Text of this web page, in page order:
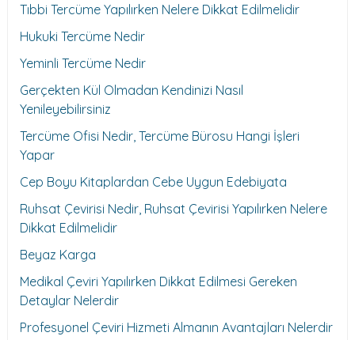
Tıbbi Tercüme Yapılırken Nelere Dikkat Edilmelidir
Hukuki Tercüme Nedir
Yeminli Tercüme Nedir
Gerçekten Kül Olmadan Kendinizi Nasıl
Yenileyebilirsiniz
Tercüme Ofisi Nedir, Tercüme Bürosu Hangi İşleri
Yapar
Cep Boyu Kitaplardan Cebe Uygun Edebiyata
Ruhsat Çevirisi Nedir, Ruhsat Çevirisi Yapılırken Nelere
Dikkat Edilmelidir
Beyaz Karga
Medikal Çeviri Yapılırken Dikkat Edilmesi Gereken
Detaylar Nelerdir
Profesyonel Çeviri Hizmeti Almanın Avantajları Nelerdir